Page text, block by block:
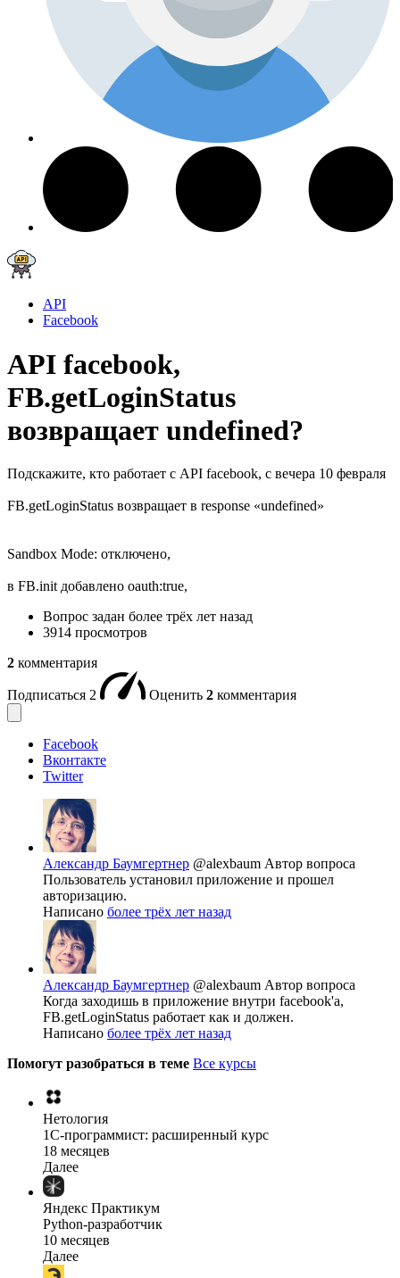
API
Facebook
API facebook,
FB.getLoginStatus
возвращает undefined?
Подскажите, кто работает с API facebook, с вечера 10 февраля
FB.getLoginStatus возвращает в response «undefined»
Sandbox Mode: отключено,
в FB.init добавлено oauth:true,
Вопрос задан более трёх лет назад
3914 просмотров
2 комментария
Подписаться 2 Оценить 2 комментария
Facebook
Вконтакте
Twitter
Александр Баумгертнер @alexbaum Автор вопроса
Пользователь установил приложение и прошел
авторизацию.
Написано более трёх лет назад
Александр Баумгертнер @alexbaum Автор вопроса
Когда заходишь в приложение внутри facebook'а,
FB.getLoginStatus работает как и должен.
Написано более трёх лет назад
Помогут разобраться в теме Все курсы
Нетология
1C-программист: расширенный курс
18 месяцев
Далее
Яндекс Практикум
Python-разработчик
10 месяцев
Далее